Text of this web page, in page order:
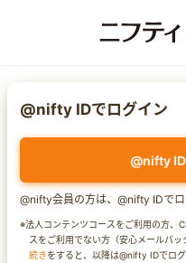
@nifty IDでログイン
@nifty
@nifty会員の方は、@nifty IDでロ
※法人コンテンツコースをご利用の方、
スをご利用でない方（安心メールパッ
続きをすると、以降は@nifty IDでロ